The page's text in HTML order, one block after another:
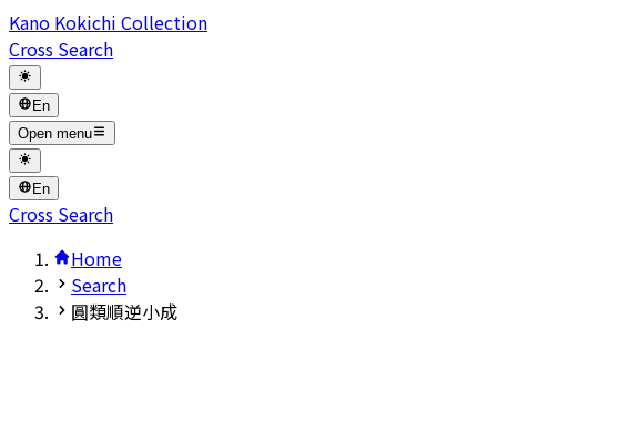
Kano Kokichi Collection
Cross Search
En
Open menu
En
Cross Search
Home
Search
圓類順逆小成